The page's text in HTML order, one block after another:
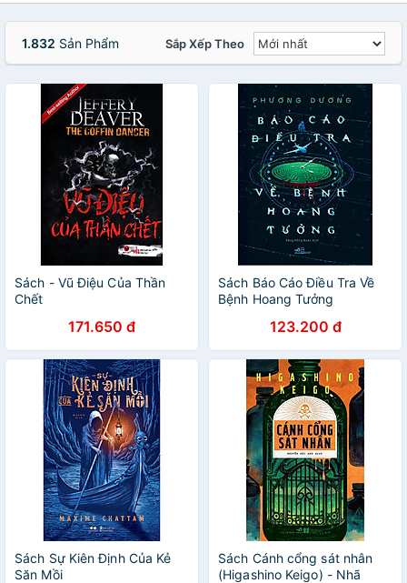
1.832 Sản Phẩm Sắp Xếp Theo
Sách - Vũ Điệu Của Thần
Chết
171.650 đ
Sách Báo Cáo Điều Tra Về
Bệnh Hoang Tưởng
123.200 đ
Sách Sự Kiên Định Của Kẻ
Săn Mồi
Sách Cánh cổng sát nhân
(Higashino Keigo) - Nhã